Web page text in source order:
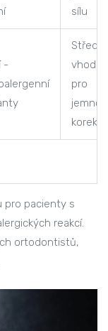
sílu
-
vhodné
pro
pro pacienty s
reakcí.
ortodontistů,